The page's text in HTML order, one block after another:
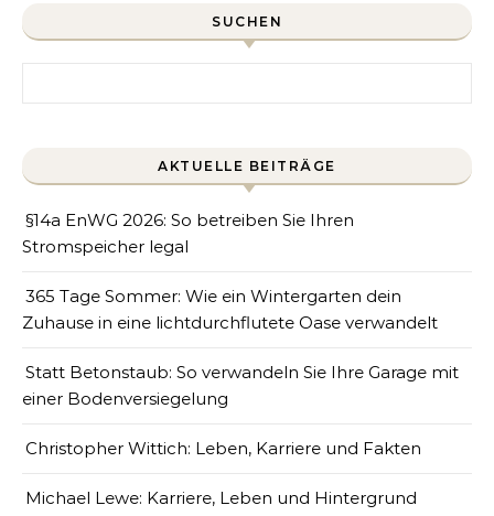
SUCHEN
AKTUELLE BEITRÄGE
§14a EnWG 2026: So betreiben Sie Ihren
Stromspeicher legal
365 Tage Sommer: Wie ein Wintergarten dein
Zuhause in eine lichtdurchflutete Oase verwandelt
Statt Betonstaub: So verwandeln Sie Ihre Garage mit
einer Bodenversiegelung
Christopher Wittich: Leben, Karriere und Fakten
Michael Lewe: Karriere, Leben und Hintergrund